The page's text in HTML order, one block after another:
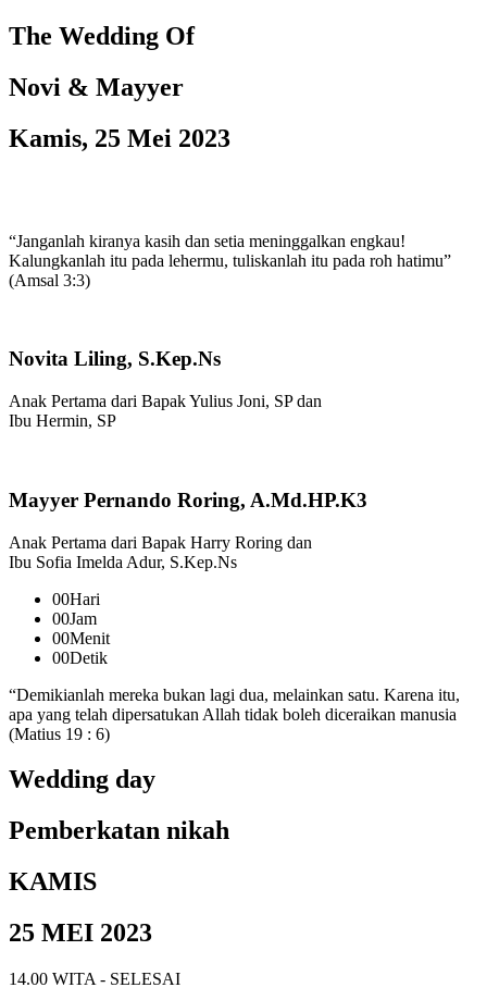
The Wedding Of
Novi & Mayyer
Kamis, 25 Mei 2023
“Janganlah kiranya kasih dan setia meninggalkan engkau!
Kalungkanlah itu pada lehermu, tuliskanlah itu pada roh hatimu”
(Amsal 3:3)
Novita Liling, S.Kep.Ns
Anak Pertama dari Bapak Yulius Joni, SP dan
Ibu Hermin, SP
Mayyer Pernando Roring, A.Md.HP.K3
Anak Pertama dari Bapak Harry Roring dan
Ibu Sofia Imelda Adur, S.Kep.Ns
00Hari
00Jam
00Menit
00Detik
“Demikianlah mereka bukan lagi dua, melainkan satu. Karena itu,
apa yang telah dipersatukan Allah tidak boleh diceraikan manusia
(Matius 19 : 6)
Wedding day
Pemberkatan nikah
KAMIS
25 MEI 2023
14.00 WITA - SELESAI